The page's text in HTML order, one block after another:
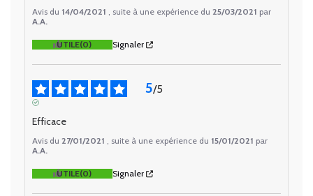
Avis du 14/04/2021 , suite à une expérience du 25/03/2021 par
A.A.
UTILE(0) Signaler
5/5
Efficace
Avis du 27/01/2021 , suite à une expérience du 15/01/2021 par
A.A.
UTILE(0) Signaler